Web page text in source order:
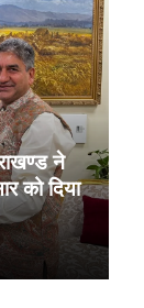
ने
को दिया